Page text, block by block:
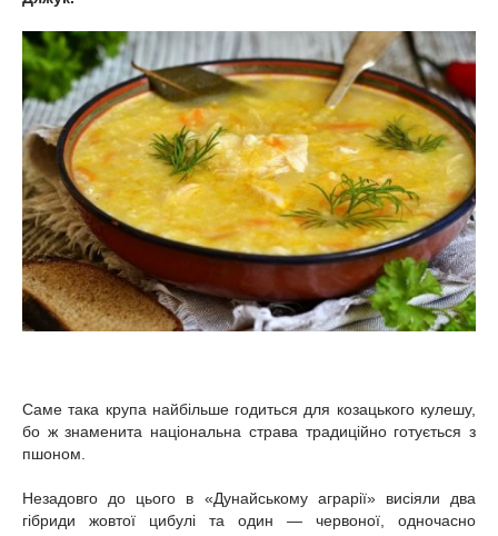
Саме така крупа найбільше годиться для козацького кулешу,
бо ж знаменита національна страва традиційно готується з
пшоном.
Незадовго до цього в «Дунайському аграрії» висіяли два
гібриди жовтої цибулі та один — червоної, одночасно